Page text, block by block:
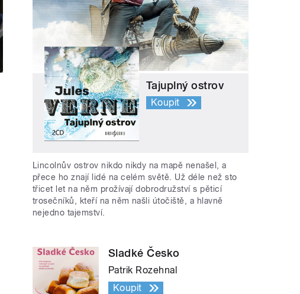
Tajuplný ostrov
Koupit
Lincolnův ostrov nikdo nikdy na mapě nenašel, a
přece ho znají lidé na celém světě. Už déle než sto
třicet let na něm prožívají dobrodružství s pěticí
trosečníků, kteří na něm našli útočiště, a hlavně
nejedno tajemství.
Sladké Česko
Patrik Rozehnal
Koupit